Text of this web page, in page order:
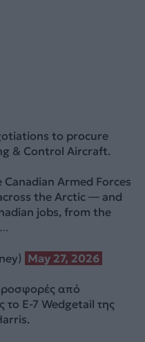
to procure
& Control Aircraft.
Armed Forces
the Arctic — and
jobs, from the
May 27, 2026
από
το E-7 Wedgetail της